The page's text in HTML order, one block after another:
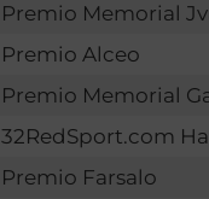
Premio Memorial
Premio Alceo
Premio Memorial
32RedSport.com
Premio Farsalo